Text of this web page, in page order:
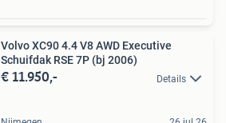
Volvo XC90 4.4 V8 AWD Executive
Schuifdak RSE 7P (bj 2006)
€ 11.950,- Details